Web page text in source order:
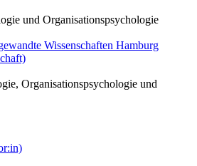
und Organisationspsychologie
Wissenschaften Hamburg
Organisationspsychologie und